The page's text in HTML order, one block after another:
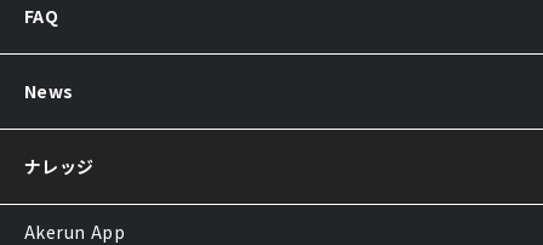
Akerunお見積り依頼
販売パートナー制度
導入後のよくある質問
FAQ
News
ナレッジ
Akerun App